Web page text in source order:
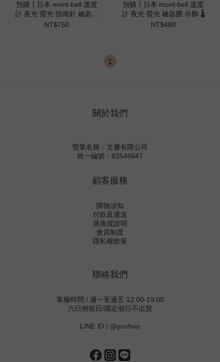
預購┃日本 mont-bell 溫度
計 夜光 螢光 指南針 鑰匙圈
吊飾 🌡️🧭
NT$750
預購┃日本 mont-bell 溫度
計 夜光 螢光 鑰匙圈 吊飾 🌡️
NT$480
1
關於我們
營業名稱：文馨有限公司
統一編號：83546647
顧客服務
購物須知
付款及運送
退換貨說明
會員制度
隱私權政策
聯絡我們
客服時間 / 週一至週五 12:00-19:00
六日例假日/國定假日不出貨
LINE ID / @yoohoo